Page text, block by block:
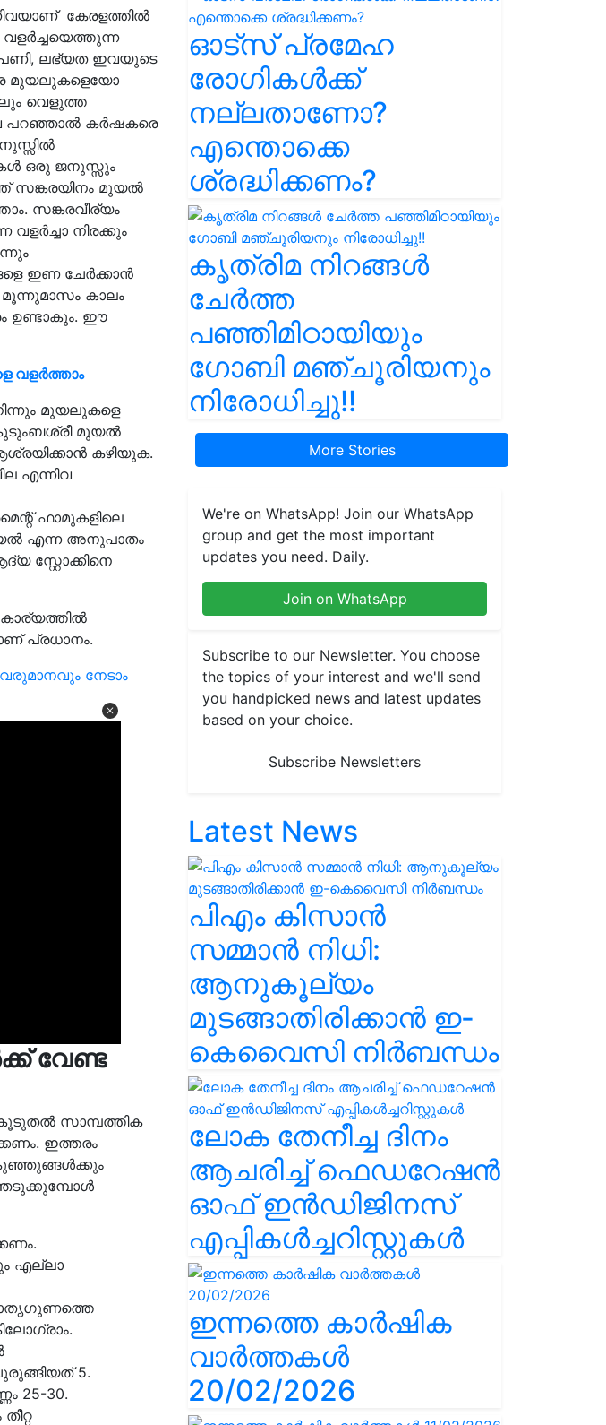
കേരളത്തില്‍
ലഭ്യത ഇവയുടെ
മുയലുകളെയോ
വെളുത്ത
പറഞ്ഞാല്‍ കര്‍ഷകരെ
ഒരു ജനുസ്സും
സങ്കരയിനം മുയല്‍
സങ്കരവീര്യം
നിരക്കും
ഇണ ചേര്‍ക്കാന്‍
കാലം
ഉണ്ടാകും. ഈ
വളർത്താം
മുയലുകളെ
കുടുംബശ്രീ മുയല്‍
കഴിയുക.
എന്നിവ
ഫാമുകളിലെ
എന്ന അനുപാതം
സ്റ്റോക്കിനെ
കാര്യത്തില്‍
പ്രധാനം.
നേടാം
വേണ്ട
സാമ്പത്തിക
ഇത്തരം
എല്ലാ
5.
25-30.
ഓട്സ് പ്രമേഹ
രോഗികൾക്ക്
നല്ലതാണോ?
എന്തൊക്കെ
ശ്രദ്ധിക്കണം?
കൃത്രിമ നിറങ്ങൾ
ചേർത്ത
പഞ്ഞിമിഠായിയും
ഗോബി മഞ്ചൂരിയനും
നിരോധിച്ചു!!
More Stories
We're on WhatsApp! Join our WhatsApp
group and get the most important
updates you need. Daily.
Join on WhatsApp
Subscribe to our Newsletter. You choose
the topics of your interest and we'll send
you handpicked news and latest updates
based on your choice.
Subscribe Newsletters
Latest News
പിഎം കിസാൻ
സമ്മാൻ നിധി:
ആനുകൂല്യം
മുടങ്ങാതിരിക്കാൻ ഇ-
കെവൈസി നിർബന്ധം
ലോക തേനീച്ച ദിനം
ആചരിച്ച് ഫെഡറേഷൻ
ഓഫ് ഇൻഡിജിനസ്
എപ്പികൾച്ചറിസ്റ്റുകൾ
ഇന്നത്തെ കാർഷിക
വാർത്തകൾ
20/02/2026